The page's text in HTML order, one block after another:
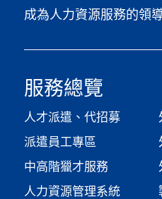
成為人力資源服務的領
服務總覽
人才派遣、代招募
派遣員工專區
中高階獵才服務
人力資源管理系統